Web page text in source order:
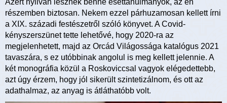
Azért nyilván lesznek benne esettanulmányok, az én
részemben biztosan. Nekem ezzel párhuzamosan kellett írni
a XIX. századi festészetről szóló könyvet. A Covid-
kényszerszünet tette lehetővé, hogy 2020-ra az
megjelenhetett, majd az Orcád Világossága katalógus 2021
tavaszára, s ez utóbbinak angolul is meg kellett jelennie. A
két monográfia közül a Roskoviccsal vagyok elégedettebb,
azt úgy érzem, hogy jól sikerült szintetizálnom, és ott az
adathalmaz, az anyag is átláthatóbb volt.